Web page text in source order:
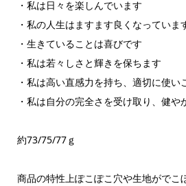
・私は日々を楽しんでいます
・私の人生はますます良くなっていま
・生きていることは喜びです
・私は若々しさと輝きを保ちます
・私は高い直感力を持ち、適切に使い
・私は自分の完全さを受け取り、健や
約73/75/77ｇ
商品の特性上ぽこぽこ穴や生地がでこ